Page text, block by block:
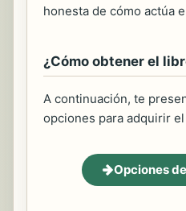
honesta de cómo actúa
¿Cómo obtener el
A continuación, te
opciones para adquirir
Opciones